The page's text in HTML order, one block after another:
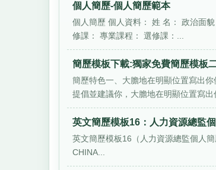
個人簡歷-個人簡歷範本
個人簡歷 個人資料： 姓 名： 政治面
修課： 專業課程： 選修課：...
簡歷模板下載:獨家免費簡歷模板
簡歷特色一、大膽地在明顯位置寫出
提倡並建議你，大膽地在明顯位置寫
英文簡歷模板16：人力資源總監
英文簡歷模板16（人力資源總監個人
CHINA...